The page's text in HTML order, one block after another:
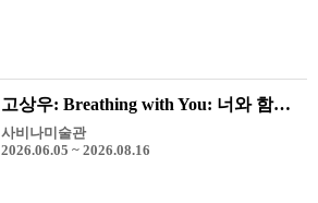
고상우: Breathing with You: 너와 함께 쉬는 숨
사비나미술관
2026.06.05 ~ 2026.08.16